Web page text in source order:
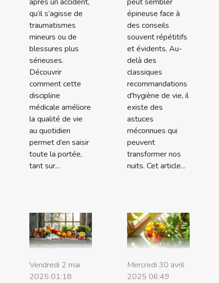
qu’il s’agisse de
traumatismes
mineurs ou de
blessures plus
sérieuses.
Découvrir
comment cette
discipline
médicale améliore
la qualité de vie
au quotidien
permet d’en saisir
toute la portée,
tant sur...
épineuse face à
des conseils
souvent répétitifs
et évidents. Au-
delà des
classiques
recommandations
d'hygiène de vie, il
existe des
astuces
méconnues qui
peuvent
transformer nos
nuits. Cet article...
Vendredi 2 mai
2025 01:18
Mercredi 30 avril
2025 06:49